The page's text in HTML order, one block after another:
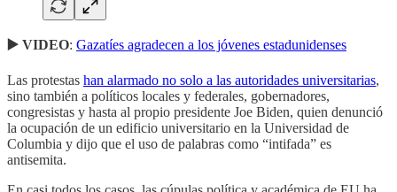
▶️ VIDEO: Gazatíes agradecen a los jóvenes estadunidenses
Las protestas han alarmado no solo a las autoridades universitarias,
sino también a políticos locales y federales, gobernadores,
congresistas y hasta al propio presidente Joe Biden, quien denunció
la ocupación de un edificio universitario en la Universidad de
Columbia y dijo que el uso de palabras como “intifada” es
antisemita.